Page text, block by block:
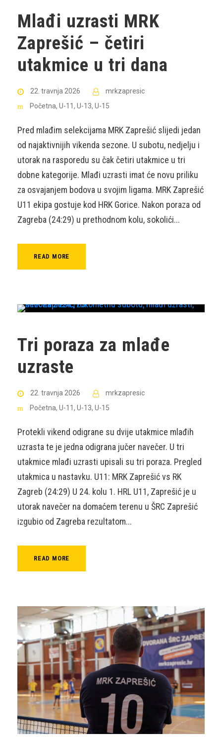
Mlađi uzrasti MRK
Zaprešić – četiri
utakmice u tri dana
22. travnja 2026
mrkzapresic
Početna, U-11 , U-13, U-15
Pred mlađim selekcijama MRK Zaprešić slijedi jedan
od najaktivnijih vikenda sezone. U subotu, nedjelju i
utorak na rasporedu su čak četiri utakmice u tri
dobne kategorije. Mlađi uzrasti imat će novu priliku
za osvajanjem bodova u svojim ligama. MRK Zaprešić
U11 ekipa gostuje kod HRK Gorice. Nakon poraza od
Zagreba (24:29) u prethodnom kolu, sokolići...
READ MORE
Tri poraza za mlađe
uzraste
22. travnja 2026
mrkzapresic
Početna, U-11 , U-13, U-15
Protekli vikend odigrane su dvije utakmice mlađih
uzrasta te je jedna odigrana jučer navečer. U tri
utakmice mlađi uzrasti upisali su tri poraza. Pregled
utakmica u nastavku. U11: MRK Zaprešić vs RK
Zagreb (24:29) U 24. kolu 1. HRL U11, Zaprešić je u
utorak navečer na domaćem terenu u ŠRC Zaprešić
izgubio od Zagreba rezultatom...
READ MORE